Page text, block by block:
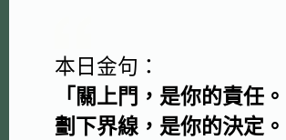
本日金句：
「 關上門，是你的責任。
劃下界線，是你的決定。